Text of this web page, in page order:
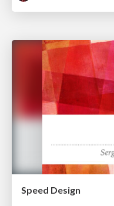
Speed Design